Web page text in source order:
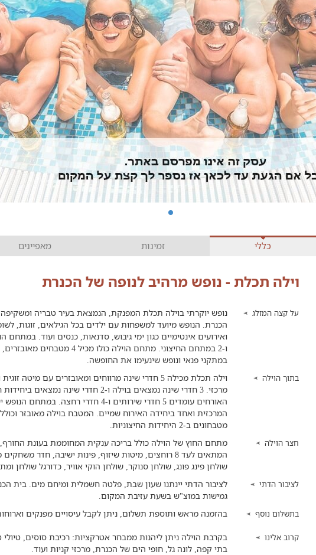
כללי זמינות מאפיינים
וילה תכלת - נופש מרהיב לנופה של הכנרת
על קצה המזלג
נופש יוקרתי בוילה תכלת המפנקת, הנמצאת בעיר טבריה
הכנרת. הנופש מיועד למשפחות עם ילדים בכל הגילאים, זוגות,
במתקני פנאי ונופש שינעימו את החופשה.
בתוך הוילה
וילה תכלת מכילה 5 חדרי שינה מרווחים ומאובזרים עם
מרכזי. 3 חדרי שינה נמצאים בוילה ו-2 חדרי
מטבחונים ב-2 היחידות החיצוניות.
חצר הוילה
מתחם החוץ של הוילה כולל בריכה ענקית המחוממת בעונת
המתאים לעד 8 רוחצים, מיטות שיזוף, פינות ישיבה, חדר
שולחן פינג פונג, שולחן סנוקר, שולחן הוקי אוויר, כדורגל שולחן
לציבור הדתי
לציבור הדתי יינתנו שעון שבת, פלטה חשמלית ומיחם מים. בית
גמישות במוצ"ש בשעת עזיבת המקום.
בתשלום נוסף בהזמנה מראש ותוספת תשלום, ניתן לקבל עיסויים מפנקים
קרוב אלינו
בקרבת הוילה ניתן ליהנות ממבחר אטרקציות: רכיבת סוסים,
בתי קפה, לונה גל, חופי הים של הכנרת, מרכזי קניות ועוד.